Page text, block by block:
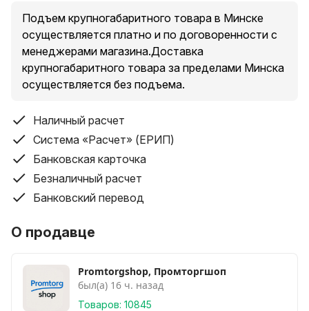
Подъем крупногабаритного товара в Минске
осуществляется платно и по договоренности с
менеджерами магазина.Доставка
крупногабаритного товара за пределами Минска
осуществляется без подъема.
Наличный расчет
Система «Расчет» (ЕРИП)
Банковская карточка
Безналичный расчет
Банковский перевод
О продавце
Promtorgshop, Промторгшоп
был(а) 16 ч. назад
Товаров: 10845